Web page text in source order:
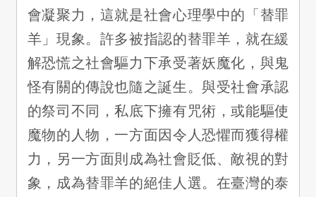
會凝聚力，這就是社會心理學中的「替罪
羊」現象。許多被指認的替罪羊，就在緩
解恐慌之社會驅力下承受著妖魔化，與鬼
怪有關的傳說也隨之誕生。與受社會承認
的祭司不同，私底下擁有咒術，或能驅使
魔物的人物，一方面因令人恐懼而獲得權
力，另一方面則成為社會貶低、敵視的對
象，成為替罪羊的絕佳人選。在臺灣的泰